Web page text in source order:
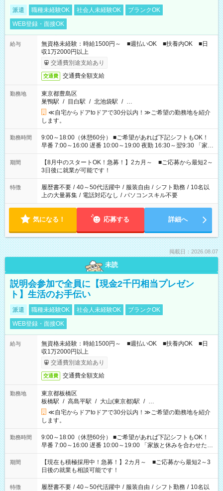
派遣 職種未経験OK 社会人未経験OK
ブランクOK
WEB登録・面接OK
給与
無資格未経験：時給1500円～ ■週払いOK ■扶養内OK ■日
収1万2000円以上
交通費別途支給あり
交通費 交通費全額支給
勤務地
東京都豊島区
巣鴨駅 / 目白駅 / 北池袋駅 / …
≪自宅からドアtoドアで30分以内！≫ご希望の勤務地を紹介
します。
勤務時間
9:00～18:00（休憩60分） ■ご希望があれば下記シフトもOK！
早番 7:00～16:00 遅番 10:00～19:00 夜勤 16:30～翌9:30 「家族
と休みを合わせたい」 「余裕を持って夕飯の準備がしたい」
「できれば残業はしたくない」 など、ご希望を教えてください
ね。 ※Wワーク希望の方へ 今ご覧のお仕事で希望する勤務時間
と、もう1つのお仕事の勤務時間。 合計で週40時間を超える場
合は応募できません。
期間
【8月中のスタートOK！急募！】2カ月～ ■ご応募から最短2～
3日後に就業が可能です！
特徴 履歴書不要 / 40～50代活躍中 / 服装自由 / シフト勤務 / 10名以
上の大量募集 / 電話対応なし / パソコンスキル不要
気になる！ 応募する 詳細へ
掲載日：2026.08.07
未読
説明会参加で全員に【現金2千円相当プレゼン
ト】生活のお手伝い
派遣 職種未経験OK 社会人未経験OK
ブランクOK
WEB登録・面接OK
給与
無資格未経験：時給1500円～ ■週払いOK ■扶養内OK ■日
収1万2000円以上
交通費別途支給あり
交通費 交通費全額支給
勤務地
東京都板橋区
板橋駅 / 高島平駅 / 大山(東京都)駅 / …
≪自宅からドアtoドアで30分以内！≫ご希望の勤務地を紹介
します。
勤務時間
9:00～18:00（休憩60分） ■ご希望があれば下記シフトもOK！
早番 7:00～16:00 遅番 10:00～19:00 「家族と休みを合わせた
い」 「余裕を持って夕飯の準備がしたい」 「できれば残業はし
たくない」 など、ご希望を教えてくださいね。 ※Wワーク希望
の方へ 今ご覧のお仕事で希望する勤務時間と、もう1つのお仕事
の勤務時間。 合計で週40時間を超える場合は応募できません。
期間
【現在も積極採用中！急募！】2カ月～ ■ご応募から最短2～3
日後の就業も相談可能です！
特徴 履歴書不要 / 40～50代活躍中 / 服装自由 / シフト勤務 / 10名以